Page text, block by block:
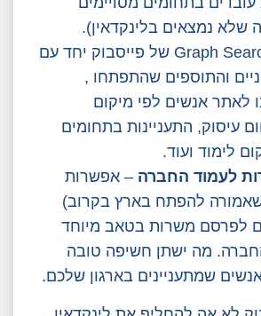
שלא נמצאים בלינקדאין).
השימוש ב Graph Search של פייסבוק יחד עם
והתוספים שהתפתחו ,
לאתר אנשים לפי מיקום
עיסוק, התעניינות בתחומים
לימוד ועוד.
לעמוד החברה – אפשרות
להפתח בארץ בקרוב)
לפרסם משרות בטאב מיוחד
מה ישתן חשיפה טובה
שמתעניינים בארגון שלכם.